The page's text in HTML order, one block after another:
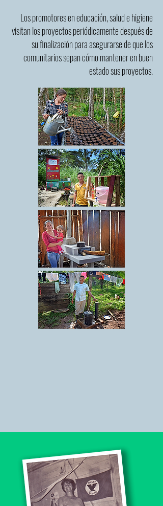
Los promotores en educación, salud e higiene
visitan los proyectos periódicamente después de
su finalización para asegurarse de que los
comunitarios sepan cómo mantener en buen
estado sus proyectos.